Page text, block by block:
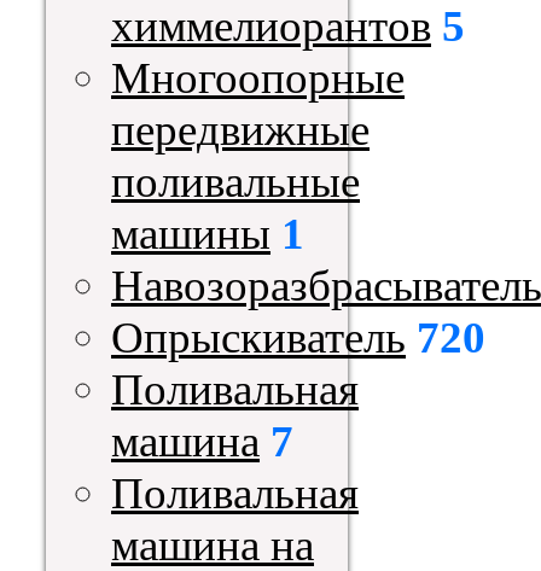
химмелиорантов 5
Многоопорные
передвижные
поливальные
машины 1
Навозоразбрасыватель
Опрыскиватель 720
Поливальная
машина 7
Поливальная
машина на